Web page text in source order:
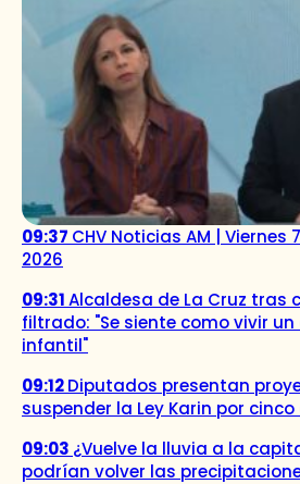
09:37 CHV Noticias AM | Viernes
2026
09:31Alcaldesa de La Cruz tras
filtrado: "Se siente como vivir
infantil"
09:12Diputados presentan
suspender la Ley Karin por
09:03 ¿Vuelve la lluvia a la
podrían volver las